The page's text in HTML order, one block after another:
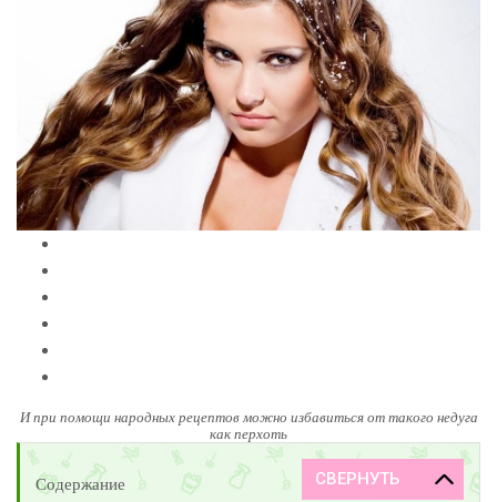
И при помощи народных рецептов можно избавиться от такого недуга
как перхоть
Содержание